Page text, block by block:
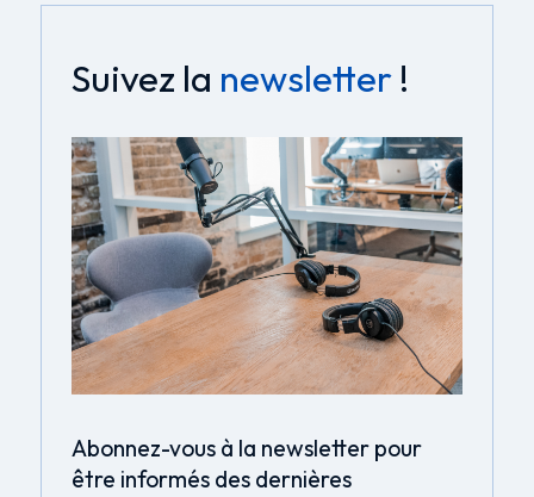
Suivez la newsletter !
Abonnez-vous à la newsletter pour
être informés des dernières